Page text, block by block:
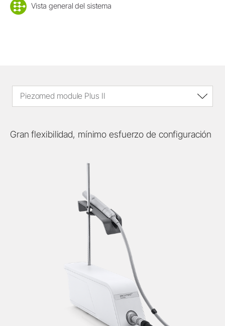
Vista general del sistema
Piezomed module Plus II
Gran flexibilidad, mínimo esfuerzo de configuración